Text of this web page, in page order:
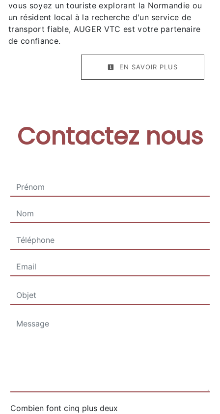
vous soyez un touriste explorant la Normandie ou
un résident local à la recherche d'un service de
transport fiable, AUGER VTC est votre partenaire
de confiance.
EN SAVOIR PLUS
Contactez nous
Combien font cinq plus deux